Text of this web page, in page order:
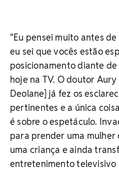
"Eu pensei muito antes
eu sei que vocês estão
posicionamento diante
hoje na TV. O doutor
Deolane] já fez os
pertinentes e a única
é sobre o espetáculo.
para prender uma
uma criança e ainda
entretenimento televisivo